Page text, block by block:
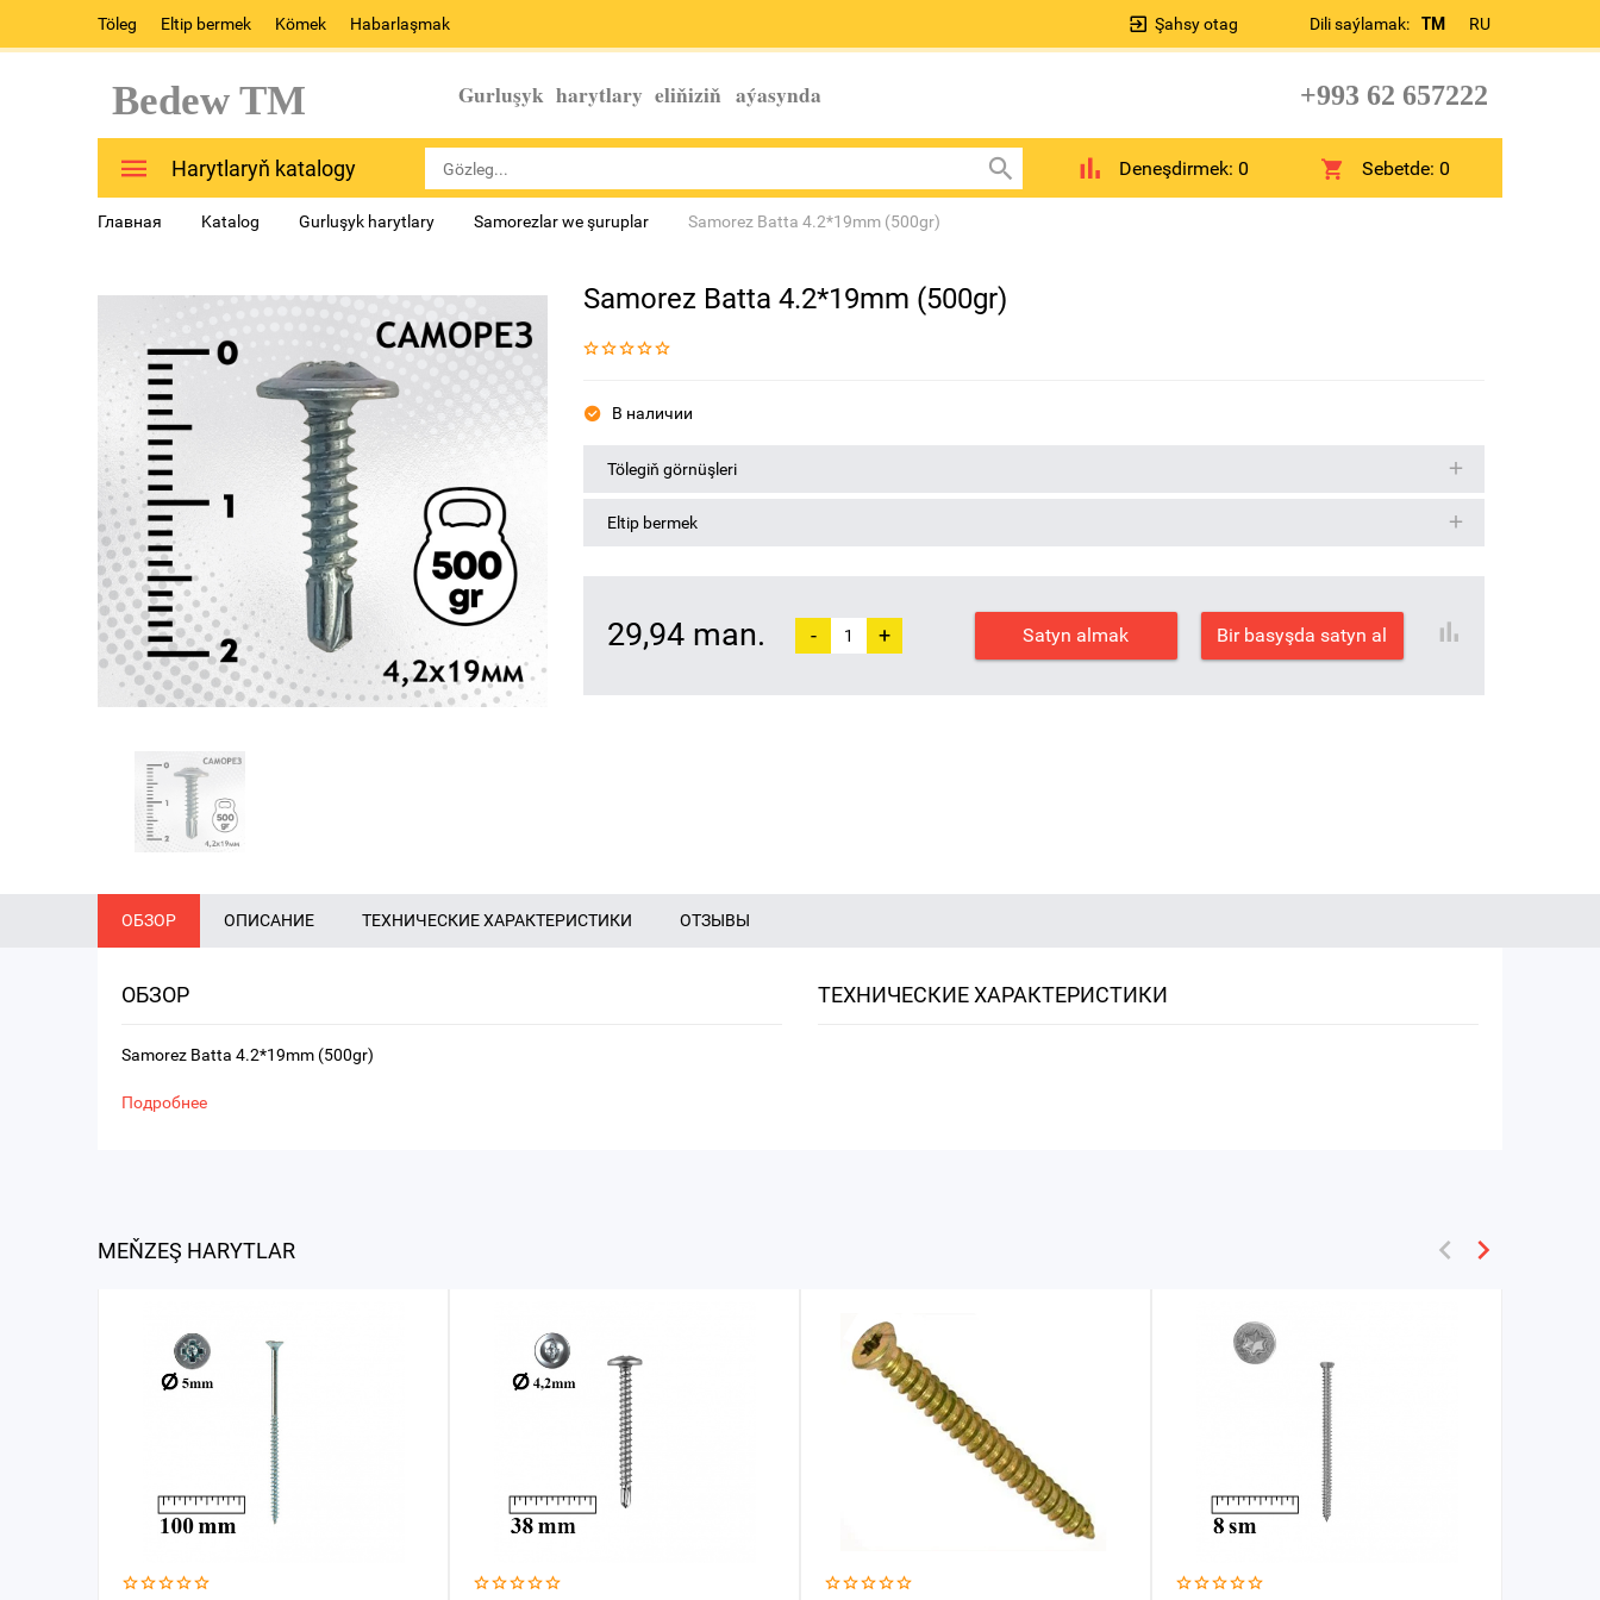
Töleg Eltip bermek Kömek Habarlaşmak Dili saýlamak: TM RU
Şahsy otag
Bedew TM Gurluşyk harytlary eliňiziň aýasynda +993 62 657222
Harytlaryň katalogy Deneşdirmek: 0 Sebetde:0
Главная Katalog Gurluşyk harytlary Samorezlar we şuruplar Samorez Batta 4.2*19mm (500gr)
Samorez Batta 4.2*19mm (500gr)
В наличии
Tölegiň görnüşleri
Eltip bermek
29,94 man. - + Satyn almak Bir basyşda satyn al
ОБЗОР ОПИСАНИЕ ТЕХНИЧЕСКИЕ ХАРАКТЕРИСТИКИ ОТЗЫВЫ
ОБЗОР
Samorez Batta 4.2*19mm (500gr)
Подробнее
ТЕХНИЧЕСКИЕ ХАРАКТЕРИСТИКИ
MEŇZEŞ HARYTLAR